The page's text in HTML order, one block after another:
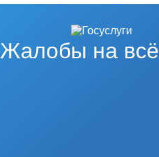
Жалобы на всё